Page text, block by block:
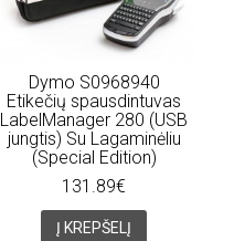
Dymo S0968940
Etikečių spausdintuvas
LabelManager 280 (USB
jungtis) Su Lagaminėliu
(Special Edition)
131.89€
Į KREPŠELĮ